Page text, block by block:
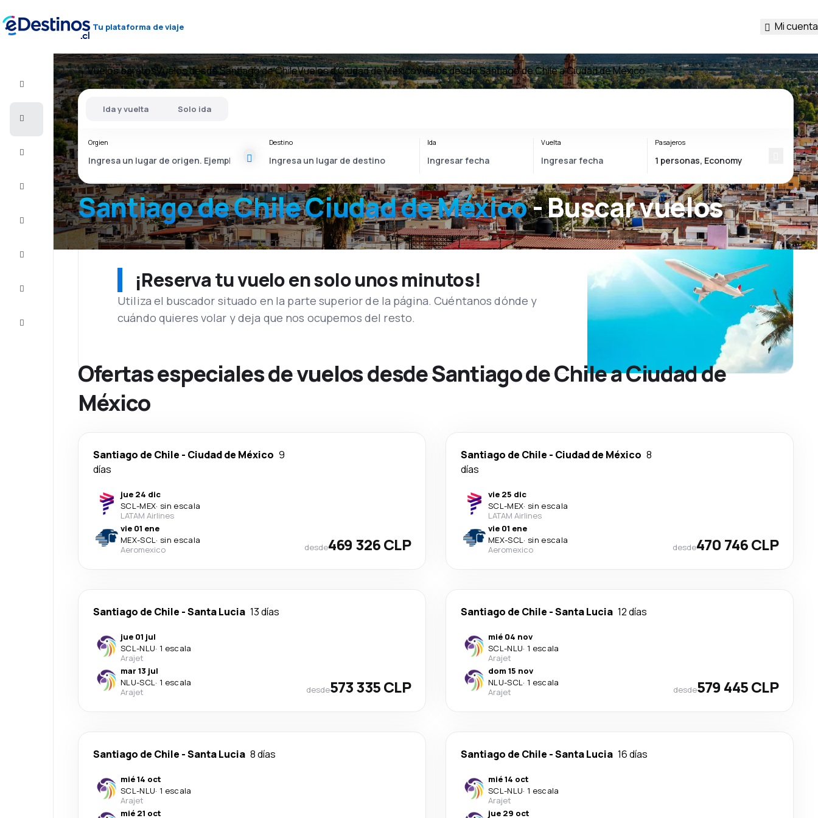
Tu plataforma de viaje Mi cuenta
Vuelo+Hotel
baratos
Alojamientos
Ofertas
Completa
Vuelos baratosVuelos desde Santiago de ChileVuelos a Ciudad de MéxicoVuelos desde Santiago de Chile a Ciudad de México
Santiago de Chile Ciudad de México- Buscar vuelos
Ida y vuelta Solo ida
Orgien Destino Ida Vuelta Pasajeros
¡Reserva tu vuelo en solo unos minutos!
Utiliza el buscador situado en la parte superior de la página. Cuéntanos dónde y
cuándo quieres volar y deja que nos ocupemos del resto.
Ofertas especiales de vuelos desde Santiago de Chile a Ciudad de
México
Santiago de Chile - Ciudad de México 9
días
jue 24 dic
SCL-MEX· sin escala
LATAM Airlines
vie 01 ene
MEX-SCL· sin escala
Aeromexico
desde469 326 CLP
Santiago de Chile - Ciudad de México 8
días
vie 25 dic
SCL-MEX· sin escala
LATAM Airlines
vie 01 ene
MEX-SCL· sin escala
Aeromexico
desde470 746 CLP
Santiago de Chile -Santa Lucia 13 días
jue 01 jul
SCL-NLU· 1 escala
Arajet
mar 13 jul
NLU-SCL· 1 escala
Arajet
desde573 335 CLP
Santiago de Chile -Santa Lucia 12 días
mié 04 nov
SCL-NLU· 1 escala
Arajet
dom 15 nov
NLU-SCL· 1 escala
Arajet
desde579 445 CLP
Santiago de Chile -Santa Lucia 8 días
mié 14 oct
SCL-NLU· 1 escala
Arajet
mié 21 oct
Santiago de Chile -Santa Lucia 16 días
mié 14 oct
SCL-NLU· 1 escala
Arajet
jue 29 oct